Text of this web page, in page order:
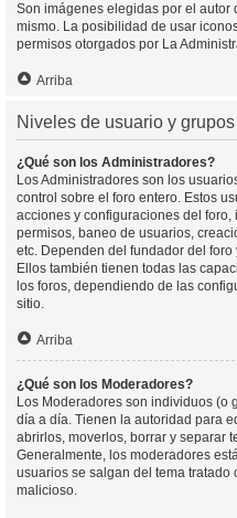
Son imágenes elegidas por el autor
mismo. La posibilidad de usar
permisos otorgados por La
Arriba
Niveles de usuario y grupos
¿Qué son los Administradores?
Los Administradores son los
control sobre el foro entero. Estos
acciones y configuraciones del
permisos, baneo de usuarios,
etc. Dependen del fundador del
Ellos también tienen todas las
los foros, dependiendo de las
sitio.
Arriba
¿Qué son los Moderadores?
Los Moderadores son individuos (o
día a día. Tienen la autoridad para
abrirlos, moverlos, borrar y separar
Generalmente, los moderadores
usuarios se salgan del tema
malicioso.